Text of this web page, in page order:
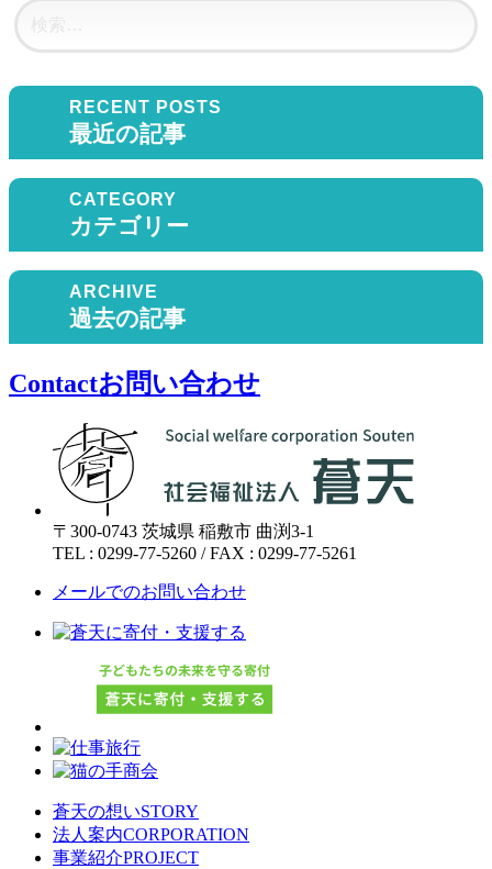
最近の記事
カテゴリー
過去の記事
Contactお問い合わせ
〒300-0743 茨城県 稲敷市 曲渕3-1
TEL : 0299-77-5260 / FAX : 0299-77-5261
メールでのお問い合わせ
蒼天の想いSTORY
法人案内CORPORATION
事業紹介PROJECT